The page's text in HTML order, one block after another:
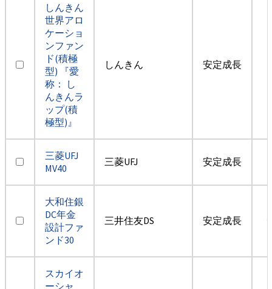
しんきん
世界アロ
ケーショ
ンファン
ド(積極
型) 『愛
称： し
んきんラ
ップ(積
極型)』
しんきん 安定成長
三菱UFJ
MV40
三菱UFJ 安定成長
大和住銀
DC年金
設計ファ
ンド30
三井住友DS 安定成長
スカイオ
ーシャ